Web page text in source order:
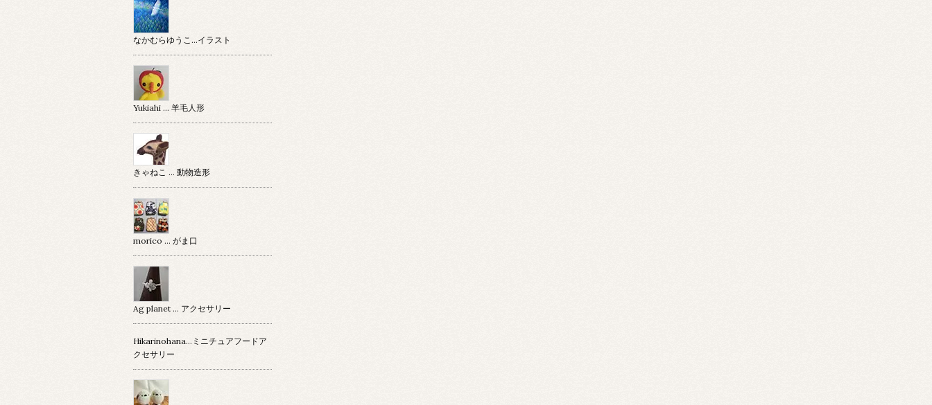
なかむらゆうこ…イラスト
Yukiahi … 羊毛人形
きゃねこ … 動物造形
morico … がま口
Ag planet … アクセサリー
Hikarinohana…ミニチュアフードア
クセサリー